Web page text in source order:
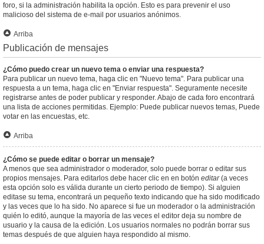
foro, si la administración habilita la opción. Esto es para prevenir el uso
malicioso del sistema de e-mail por usuarios anónimos.
Arriba
Publicación de mensajes
¿Cómo puedo crear un nuevo tema o enviar una respuesta?
Para publicar un nuevo tema, haga clic en "Nuevo tema". Para publicar una
respuesta a un tema, haga clic en "Enviar respuesta". Seguramente necesite
registrarse antes de poder publicar y responder. Abajo de cada foro encontrará
una lista de acciones permitidas. Ejemplo: Puede publicar nuevos temas, Puede
votar en las encuestas, etc.
Arriba
¿Cómo se puede editar o borrar un mensaje?
A menos que sea administrador o moderador, solo puede borrar o editar sus
propios mensajes. Para editarlos debe hacer clic en en botón editar(a veces
esta opción solo es válida durante un cierto periodo de tiempo). Si alguien
editase su tema, encontrará un pequeño texto indicando que ha sido modificado
y las veces que lo ha sido. No aparece si fue un moderador o la administración
quién lo editó, aunque la mayoría de las veces el editor deja su nombre de
usuario y la causa de la edición. Los usuarios normales no podrán borrar sus
temas después de que alguien haya respondido al mismo.